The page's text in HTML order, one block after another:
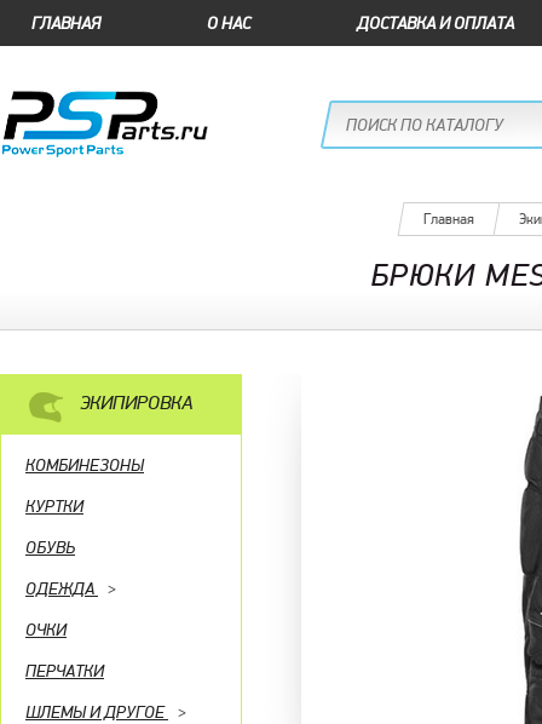
ГЛАВНАЯ О НАС ДОСТАВКА И ОПЛАТА
Главная
БРЮКИ
ЭКИПИРОВКА
КОМБИНЕЗОНЫ
КУРТКИ
ОБУВЬ
ОДЕЖДА
>
ОЧКИ
ПЕРЧАТКИ
ШЛЕМЫ И ДРУГОЕ >